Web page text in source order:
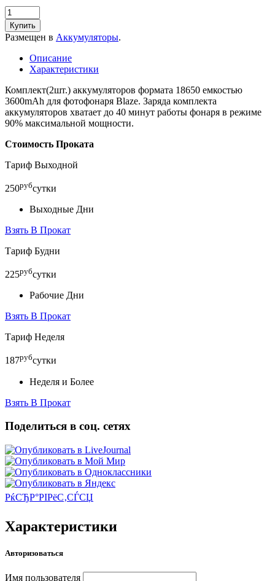
Купить
Размещен в Аккумуляторы.
Описание
Характеристики
Комплект(2шт.) аккумуляторов формата 18650 емкостью
3600mAh для фотофонаря Blaze. Заряда комплекта
аккумуляторов хватает до 40 минут работы фонаря в режиме
90% максимальной мощности.
Стоимость Проката
Тариф Выходной
250рубсутки
Выходные Дни
Взять В Прокат
Тариф Будни
225рубсутки
Рабочие Дни
Взять В Прокат
Тариф Неделя
187рубсутки
Неделя и Более
Взять В Прокат
Поделиться в соц. сетях
РќСЂР°РІРёС‚СЃСЏ
Характеристики
Авторизоваться
Имя пользователя